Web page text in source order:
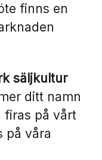
finns en
säljkultur
ditt namn
firas på vårt
på våra